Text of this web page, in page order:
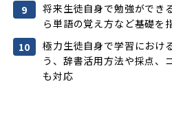
将来生徒自身で勉強ができ
ら単語の覚え方など基礎を
極力生徒自身で学習におけ
う、辞書活用方法や採点、
も対応